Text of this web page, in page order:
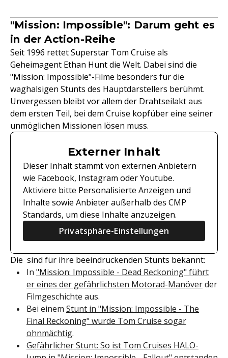
"Mission: Impossible": Darum geht es
in der Action-Reihe
Seit 1996 rettet Superstar Tom Cruise als
Geheimagent Ethan Hunt die Welt. Dabei sind die
"Mission: Impossible"-Filme besonders für die
waghalsigen Stunts des Hauptdarstellers berühmt.
Unvergessen bleibt vor allem der Drahtseilakt aus
dem ersten Teil, bei dem Cruise kopfüber eine seiner
unmöglichen Missionen lösen muss.
Externer Inhalt
Dieser Inhalt stammt von externen Anbietern
wie Facebook, Instagram oder Youtube.
Aktiviere bitte Personalisierte Anzeigen und
Inhalte sowie Anbieter außerhalb des CMP
Standards, um diese Inhalte anzuzeigen.
Privatsphäre-Einstellungen
Die sind für ihre beeindruckenden Stunts bekannt:
In "Mission: Impossible - Dead Reckoning" führt
er eines der gefährlichsten Motorad-Manöverder
Filmgeschichte aus.
Bei einem Stunt in "Mission: Impossible - The
Final Reckoning" wurde Tom Cruise sogar
ohnmächtig.
Gefährlicher Stunt: So ist Tom Cruises HALO-